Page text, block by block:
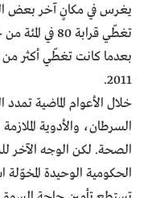
يغرس في مكانٍ آخر بعض
تغطّي قرابة
2011.
خلال الأعوام الماضية تمدد
السرطان، والأدوية
الصحة. لكن الوجه
الحكومية الوحيدة المخوّلة